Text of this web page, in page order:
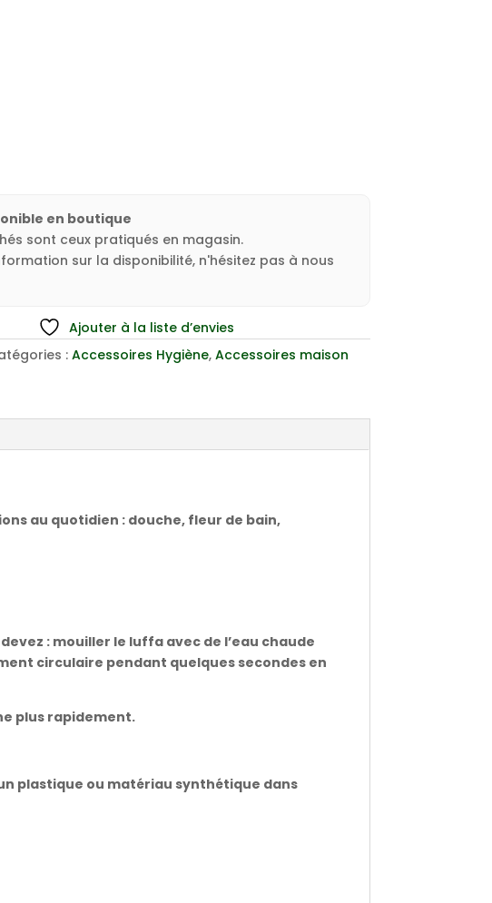
en boutique
sont ceux pratiqués en magasin.
sur la disponibilité, n'hésitez pas à nous
Ajouter à la liste d’envies
:Accessoires Hygiène, Accessoires maison
au quotidien : douche, fleur de bain,
: mouiller le luffa avec de l’eau chaude
circulaire pendant quelques secondes en
plus rapidement.
plastique ou matériau synthétique dans